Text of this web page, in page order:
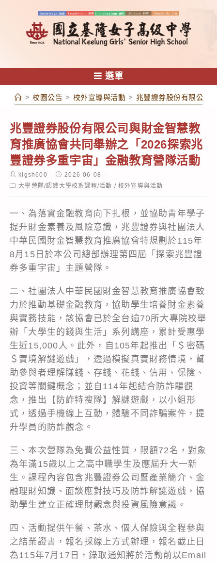
容
選單
> 校園公告 > 校外宣導與活動 > 兆豐證券股份有限公司
兆豐證券股份有限公司與財金智慧教
育推廣協會共同舉辦之「2026探索兆
豐證券多重宇宙」金融教育營隊活動
Post
author:
klgsh600
Post
published:
2026-06-08
Post大學營隊/認識大學校系課程/活動 / 校外宣導與活動
一、為落實金融教育向下扎根，並協助青年學子
提升財金素養及風險意識，兆豐證券與社團法人
中華民國財金智慧教育推廣協會特規劃於115年
8月15日於本公司總部辦理第四屆「探索兆豐證
券多重宇宙」主題營隊。
二、社團法人中華民國財金智慧教育推廣協會致
力於推動基礎金融教育，協助學生培養財金素養
與實務技能，該協會已於全台逾70所大專院校舉
辦「大學生的錢與生活」系列講座，累計受惠學
生近15,000人。此外，自105年起推出「＄密碼
＄實境解謎遊戲」，透過模擬真實財務情境，幫
助參與者理解賺錢、存錢、花錢、信用、保險、
投資等關鍵概念；並自114年起結合防詐騙觀
念，推出【防詐特搜隊】解謎遊戲，以小組形
式，透過手機線上互動，體驗不同詐騙案件，提
升學員的防詐觀念。
三、本次營隊為免費公益性質，限額72名，對象
為年滿15歲以上之高中職學生及應屆升大一新
生。課程內容包含兆豐證券公司暨產業簡介、金
融理財知識、面談應對技巧及防詐解謎遊戲，協
助學生建立正確理財觀念與投資風險意識。
四、活動提供午餐、茶水、個人保險與全程參與
之結業證書，報名採線上方式辦理，報名截止日
為115年7月17日，錄取通知將於活動前以Email